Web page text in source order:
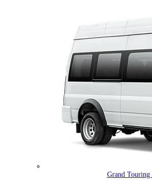
Grand Touring